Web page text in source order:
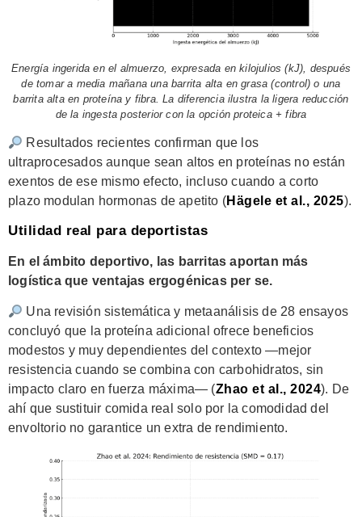
Energía ingerida en el almuerzo, expresada en kilojulios (kJ), después
de tomar a media mañana una barrita alta en grasa (control) o una
barrita alta en proteína y fibra. La diferencia ilustra la ligera reducción
de la ingesta posterior con la opción proteica + fibra
Resultados recientes confirman que los
ultraprocesados aunque sean altos en proteínas no están
exentos de ese mismo efecto, incluso cuando a corto
plazo modulan hormonas de apetito (Hägele et al., 2025).
Utilidad real para deportistas
En el ámbito deportivo, las barritas aportan más
logística que ventajas ergogénicas per se.
Una revisión sistemática y metaanálisis de 28 ensayos
concluyó que la proteína adicional ofrece beneficios
modestos y muy dependientes del contexto —mejor
resistencia cuando se combina con carbohidratos, sin
impacto claro en fuerza máxima— (Zhao et al., 2024). De
ahí que sustituir comida real solo por la comodidad del
envoltorio no garantice un extra de rendimiento.